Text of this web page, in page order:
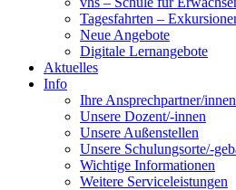
Tagesfahrten –
Neue Angebote
Digitale Lernangebote
Aktuelles
Info
Ihre Ansprechpartner/
Unsere Dozent/-innen
Unsere Außenstellen
Unsere Schulungsorte/-
Wichtige Informationen
Weitere Serviceleistungen